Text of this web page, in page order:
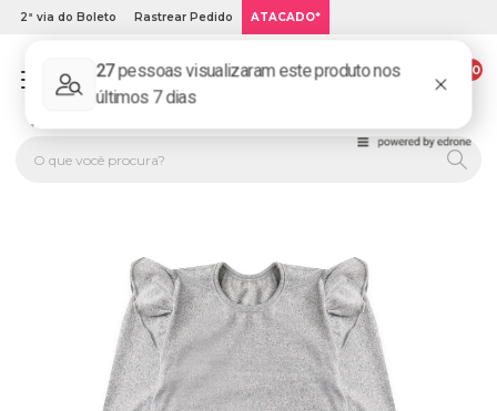
2ª via do Boleto Rastrear Pedido ATACADO*
PLATINUM KIDS: LOJA DE ROUPA INFANTIL ONLINE.
00